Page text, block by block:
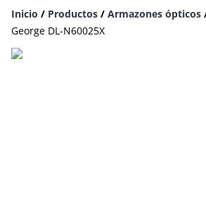
Inicio / Productos / Armazones ópticos
George DL-N60025X